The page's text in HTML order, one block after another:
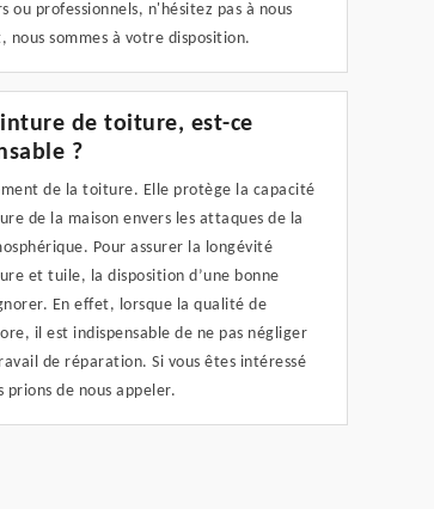
ou professionnels, n'hésitez pas à nous
sommes à votre disposition.
de toiture, est-ce
?
de la toiture. Elle protège la capacité
de la maison envers les attaques de la
Pour assurer la longévité
et tuile, la disposition d’une bonne
En effet, lorsque la qualité de
il est indispensable de ne pas négliger
de réparation. Si vous êtes intéressé
de nous appeler.